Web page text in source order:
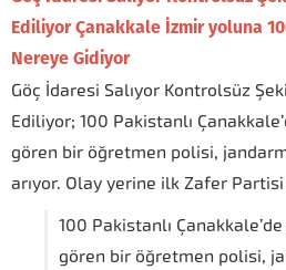
Ediliyor Çanakkale İzmir yoluna
Nereye Gidiyor
Göç İdaresi Salıyor Kontrolsüz
Ediliyor; 100 Pakistanlı
gören bir öğretmen polisi,
arıyor. Olay yerine ilk Zafer Partisi
100 Pakistanlı Çanakkale’de
gören bir öğretmen polisi,